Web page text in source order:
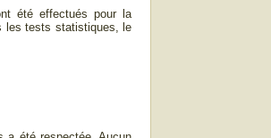
été effectués pour la
les tests statistiques, le